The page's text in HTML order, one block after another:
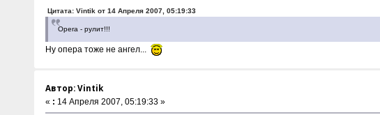
Цитата: Vintik от 14 Апреля 2007, 05:19:33
Opera - рулит!!!
Ну опера тоже не ангел...
Автор: Vintik
« : 14 Апреля 2007, 05:19:33 »